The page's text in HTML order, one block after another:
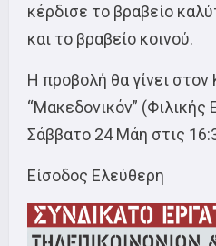
κέρδισε το βραβείο
και το βραβείο κοινού.
Η προβολή θα γίνει
“Μακεδονικόν” (Φιλικής
Σάββατο 24 Μάη στις
Είσοδος Ελεύθερη